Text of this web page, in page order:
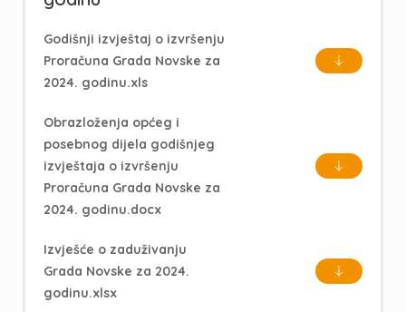
Godišnji izvještaj o izvršenju
Proračuna Grada Novske za
2024. godinu.xls
Obrazloženja općeg i
posebnog dijela godišnjeg
izvještaja o izvršenju
Proračuna Grada Novske za
2024. godinu.docx
Izvješće o zaduživanju
Grada Novske za 2024.
godinu.xlsx